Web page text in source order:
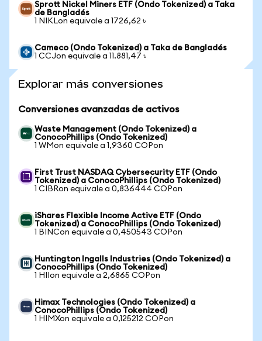
Sprott Nickel Miners ETF (Ondo Tokenized) a Taka
de Bangladés
1 NIKLon equivale a 1726,62 ৳
Cameco (Ondo Tokenized) a Taka de Bangladés
1 CCJon equivale a 11.881,47 ৳
Explorar más conversiones
Conversiones avanzadas de activos
Waste Management (Ondo Tokenized) a
ConocoPhillips (Ondo Tokenized)
1 WMon equivale a 1,9360 COPon
First Trust NASDAQ Cybersecurity ETF (Ondo
Tokenized) a ConocoPhillips (Ondo Tokenized)
1 CIBRon equivale a 0,836444 COPon
iShares Flexible Income Active ETF (Ondo
Tokenized) a ConocoPhillips (Ondo Tokenized)
1 BINCon equivale a 0,450543 COPon
Huntington Ingalls Industries (Ondo Tokenized) a
ConocoPhillips (Ondo Tokenized)
1 HIIon equivale a 2,6865 COPon
Himax Technologies (Ondo Tokenized) a
ConocoPhillips (Ondo Tokenized)
1 HIMXon equivale a 0,125212 COPon